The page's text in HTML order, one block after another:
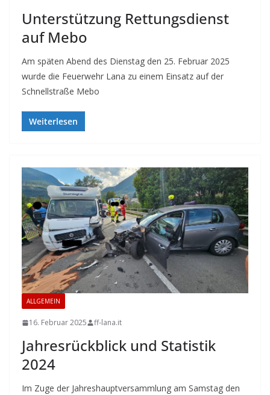
Unterstützung Rettungsdienst
auf Mebo
Am späten Abend des Dienstag den 25. Februar 2025
wurde die Feuerwehr Lana zu einem Einsatz auf der
Schnellstraße Mebo
Weiterlesen
ALLGEMEIN
16. Februar 2025 ff-lana.it
Jahresrückblick und Statistik
2024
Im Zuge der Jahreshauptversammlung am Samstag den